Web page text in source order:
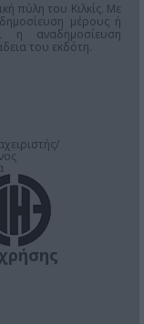
πύλη του Κιλκίς. Με
μέρους ή
η αναδημοσίευση
του εκδότη.